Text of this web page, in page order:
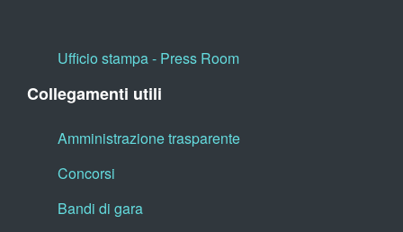
Ufficio stampa - Press Room
Collegamenti utili
Amministrazione trasparente
Concorsi
Bandi di gara